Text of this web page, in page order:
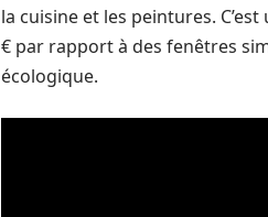
la cuisine et les peintures.
€ par rapport à des fenêtres
écologique.